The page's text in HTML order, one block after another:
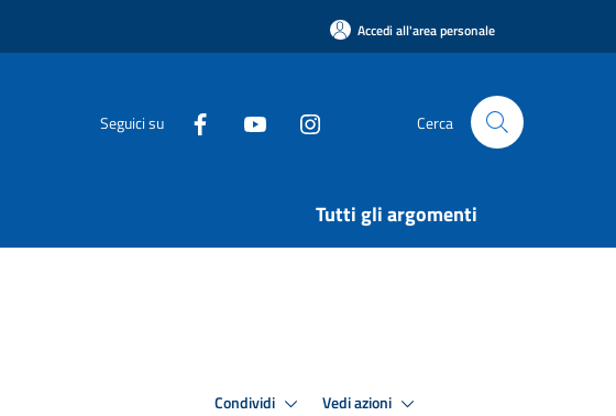
Accedi all'area personale
Seguici su Cerca
Tutti gli argomenti
Condividi Vedi azioni